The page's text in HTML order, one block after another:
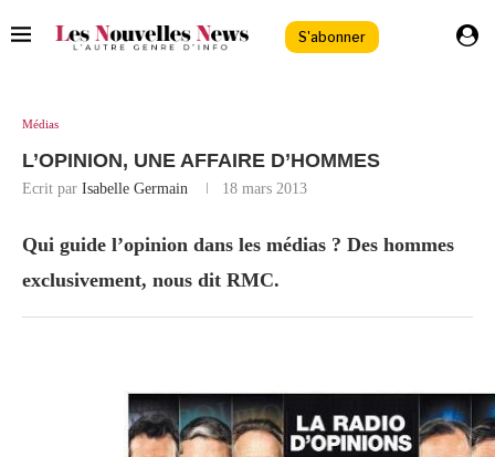
S'abonner
Médias
L’OPINION, UNE AFFAIRE D’HOMMES
Ecrit par Isabelle Germain 18 mars 2013
Qui guide l’opinion dans les médias ? Des hommes
exclusivement, nous dit RMC.